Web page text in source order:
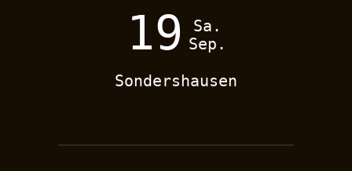
19
Sa.
Sep.
Sondershausen